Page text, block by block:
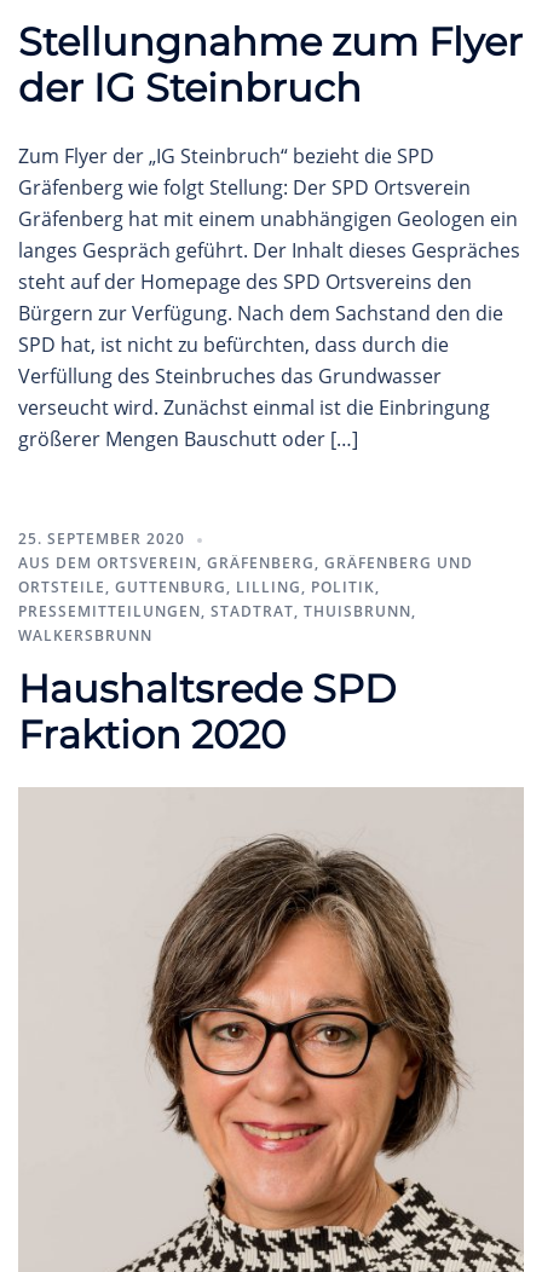
Stellungnahme zum Flyer
der IG Steinbruch
Zum Flyer der „IG Steinbruch“ bezieht die SPD
Gräfenberg wie folgt Stellung: Der SPD Ortsverein
Gräfenberg hat mit einem unabhängigen Geologen ein
langes Gespräch geführt. Der Inhalt dieses Gespräches
steht auf der Homepage des SPD Ortsvereins den
Bürgern zur Verfügung. Nach dem Sachstand den die
SPD hat, ist nicht zu befürchten, dass durch die
Verfüllung des Steinbruches das Grundwasser
verseucht wird. Zunächst einmal ist die Einbringung
größerer Mengen Bauschutt oder […]
25. SEPTEMBER 2020
AUS DEM ORTSVEREIN, GRÄFENBERG, GRÄFENBERG UND
ORTSTEILE, GUTTENBURG, LILLING, POLITIK,
PRESSEMITTEILUNGEN, STADTRAT, THUISBRUNN,
WALKERSBRUNN
Haushaltsrede SPD
Fraktion 2020